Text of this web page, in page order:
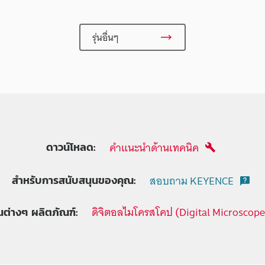
รุ่นอื่นๆ
ดาวน์โหลด: คำแนะนำด้านเทคนิค
สำหรับการสนับสนุนของคุณ: สอบถาม KEYENCE
ต่างๆ ผลิตภัณฑ์: ดิจิตอลไมโครสโคป (Digital